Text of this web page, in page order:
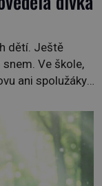
dětí. Ještě
Ve škole,
ani spolužáky.
vlastní
Aberfan […]